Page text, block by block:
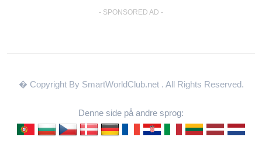
- SPONSORED AD -
� Copyright By SmartWorldClub.net . All Rights Reserved.
Denne side på andre sprog: